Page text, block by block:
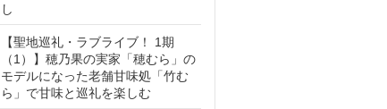
し
【聖地巡礼・ラブライブ！ 1期
（1）】穂乃果の実家「穂むら」の
モデルになった老舗甘味処「竹む
ら」で甘味と巡礼を楽しむ